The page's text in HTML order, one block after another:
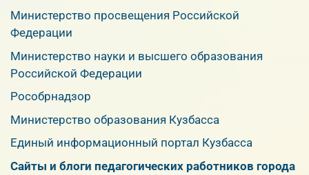
Министерство просвещения Российской
Федерации
Министерство науки и высшего образования
Российской Федерации
Рособрнадзор
Министерство образования Кузбасса
Единый информационный портал Кузбасса
Сайты и блоги педагогических работников города